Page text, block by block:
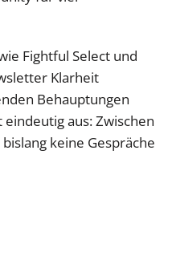
Fightful Select und
Klarheit
Behauptungen
aus: Zwischen
keine Gespräche